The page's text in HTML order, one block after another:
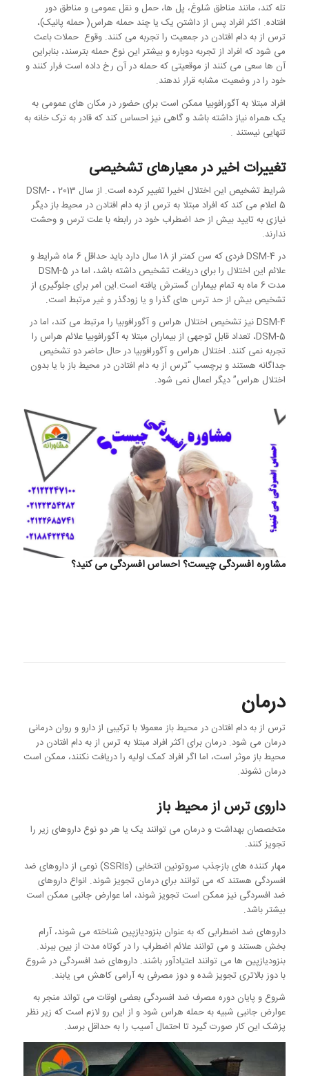
تله کند، مانند مناطق شلوغ، پل ها، حمل و نقل عمومی و مناطق دور
افتاده. اکثر افراد پس از داشتن یک یا چند حمله هراس( حمله پانیک)،
ترس از به دام افتادن در جمعیت را تجربه می کنند. وقوع حملات باعث
می شود که افراد از تجربه دوباره و بیشتر این نوع حمله بترسند، بنابراین
آن ها سعی می کنند از موقعیتی که حمله در آن رخ داده است فرار کنند و
خود را در وضعیت مشابه قرار ندهند.
افراد مبتلا به آگورافوبیا ممکن است برای حضور در مکان های عمومی به
یک همراه نیاز داشته باشد و گاهی نیز احساس کند که قادر به ترک خانه به
تنهایی نیستند .
تغییرات اخیر در معیارهای تشخیصی
شرایط تشخیص این اختلال اخیرا تغییر کرده است. از سال 2013 ، DSM-
5 اعلام می کند که افراد مبتلا به ترس از به دام افتادن در محیط باز دیگر
نیازی به تایید بیش از حد اضطراب خود در رابطه با علت ترس و وحشت
ندارند.
در DSM-4 فردی که سن کمتر از 18 سال دارد باید حداقل 6 ماه شرایط و
علائم این اختلال را برای دریافت تشخیص داشته باشد، اما در DSM-5
مدت 6 ماه به تمام بیماران گسترش یافته است.این امر برای جلوگیری از
تشخیص بیش از حد ترس های گذرا و یا زودگذر و غیر مرتبط است.
DSM-4 نیز تشخیص اختلال هراس و آگورافوبیا را مرتبط می کند، اما در
DSM-5، تعداد قابل توجهی از بیماران مبتلا به آگورافوبیا علائم هراس را
تجربه نمی کنند. اختلال هراس و آگورافوبیا در حال حاضر دو تشخیص
جداگانه هستند و برچسب “ترس از به دام افتادن در محیط باز با یا بدون
اختلال هراس” دیگر اعمال نمی شود.
مشاوره افسردگی چیست؟ احساس افسردگی می کنید؟
درمان
ترس از به دام افتادن در محیط باز معمولا با ترکیبی از دارو و روان درمانی
درمان می شود. درمان برای اکثر افراد مبتلا به ترس از به دام افتادن در
محیط باز موثر است، اما اگر افراد کمک اولیه را دریافت نکنند، ممکن است
درمان نشوند.
داروی ترس از محیط باز
متخصصان بهداشت و درمان می توانند یک یا هر دو نوع داروهای زیر را
تجویز کنند.
مهار کننده های بازجذب سروتونین انتخابی (SSRIs) نوعی از داروهای ضد
افسردگی هستند که می توانند برای درمان تجویز شوند. انواع داروهای
ضد افسردگی نیز ممکن است تجویز شوند، اما عوارض جانبی ممکن است
بیشتر باشد.
داروهای ضد اضطرابی که به عنوان بنزودیازپین شناخته می شوند، آرام
بخش هستند و می توانند علائم اضطراب را در کوتاه مدت از بین ببرند.
بنزودیازپین ها می توانند اعتیادآور باشند. داروهای ضد افسردگی در شروع
با دوز بالاتری تجویز شده و دوز مصرفی به آرامی کاهش می یابند.
شروع و پایان دوره مصرف ضد افسردگی بعضی اوقات می تواند منجر به
عوارض جانبی شبیه به حمله هراس شود و از این رو لازم است که زیر نظر
پزشک این کار صورت گیرد تا احتمال آسیب را به حداقل برسد.